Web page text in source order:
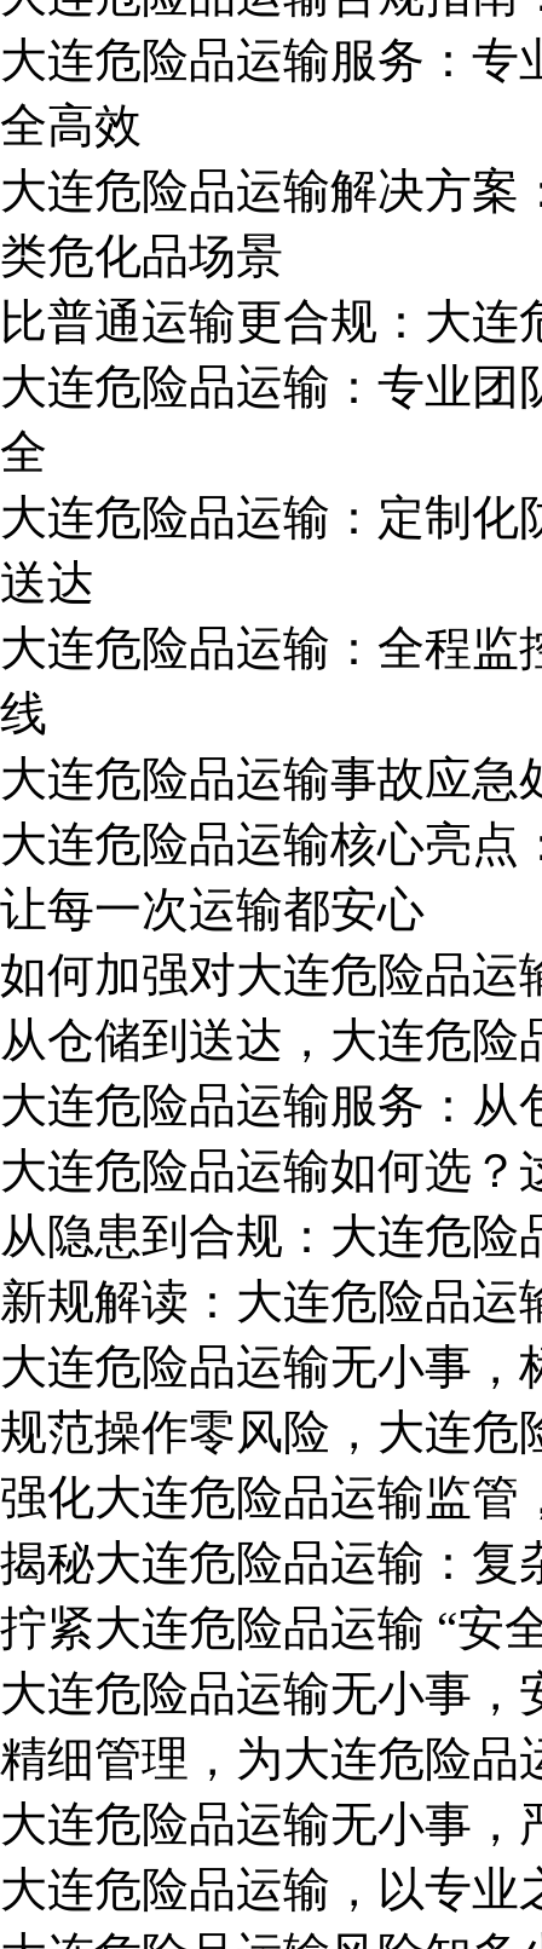
大连危险品运输服务：
全高效
大连危险品运输解决方
类危化品场景
比普通运输更合规：大
大连危险品运输：专业团
全
大连危险品运输：定制
送达
大连危险品运输：全程
线
大连危险品运输事故应
大连危险品运输核心亮点
让每一次运输都安心
如何加强对大连危险品运
从仓储到送达，大连危
大连危险品运输服务：
大连危险品运输如何选
从隐患到合规：大连危
新规解读：大连危险品
大连危险品运输无小事，
规范操作零风险，大连危
强化大连危险品运输监管
揭秘大连危险品运输：复
拧紧大连危险品运输 “安
大连危险品运输无小事，
精细管理，为大连危险品
大连危险品运输无小事，
大连危险品运输，以专业